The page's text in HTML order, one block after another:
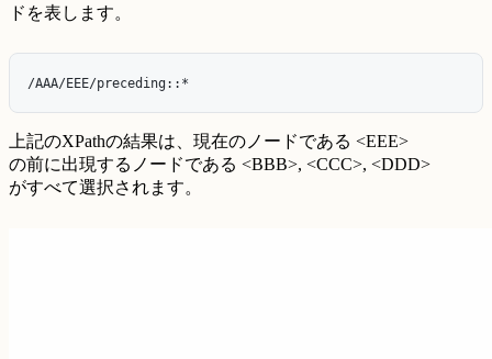
ドを表します。
上記のXPathの結果は、現在のノードである <EEE>
の前に出現するノードである <BBB>, <CCC>, <DDD>
がすべて選択されます。